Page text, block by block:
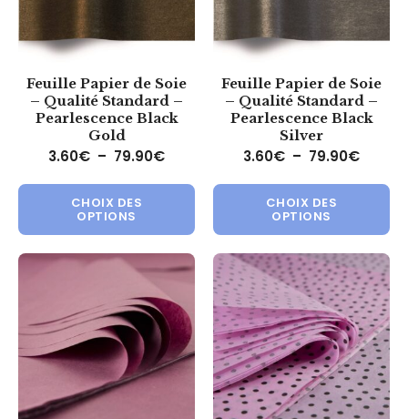
Feuille Papier de Soie
– Qualité Standard –
Pearlescence Black
Gold
3.60€ – 79.90€Plage de prix : 3.60€ à 79.90€
CHOIX DES
OPTIONS
Ce produit a plusieurs
Feuille Papier de Soie
– Qualité Standard –
Pearlescence Black
Silver
3.60€ – 79.90€Plage
CHOIX DES
OPTIONS